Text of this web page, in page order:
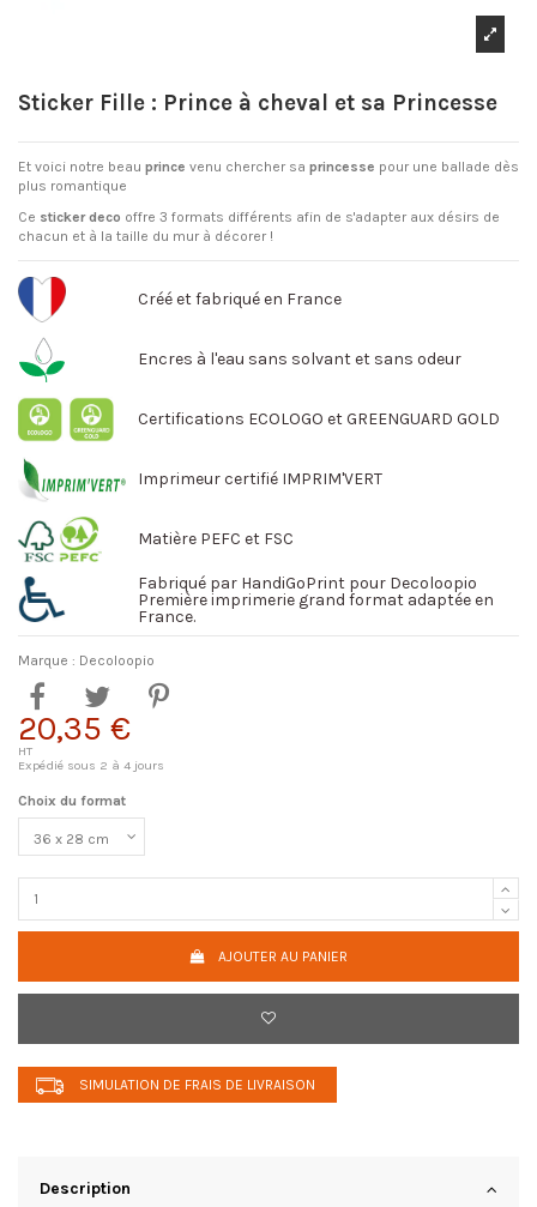
Sticker Fille : Prince à cheval et sa Princesse
Et voici notre beau prince venu chercher sa princesse pour une ballade dès
plus romantique
Ce sticker deco offre 3 formats différents afin de s'adapter aux désirs de
chacun et à la taille du mur à décorer !
Créé et fabriqué en France
Encres à l'eau sans solvant et sans odeur
Certifications ECOLOGO et GREENGUARD GOLD
Imprimeur certifié IMPRIM'VERT
Matière PEFC et FSC
Fabriqué par HandiGoPrint pour Decoloopio
Première imprimerie grand format adaptée en
France.
Marque : Decoloopio
20,35 €
HT
Expédié sous 2 à 4 jours
Choix du format
AJOUTER AU PANIER
SIMULATION DE FRAIS DE LIVRAISON
Description